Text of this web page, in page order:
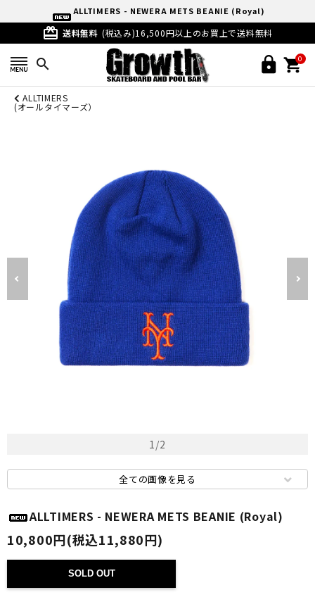
ALLTIMERS - NEWERA METS BEANIE (Royal)
card_giftcard 送料無料 (税込み)16,500円以上のお買上で送料無料
search 0
ALLTIMERS
(オールタイマーズ）
1/2
全ての画像を見る
ALLTIMERS - NEWERA METS BEANIE (Royal)
10,800円(税込11,880円)
SOLD OUT